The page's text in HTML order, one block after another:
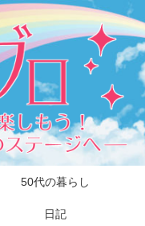
50代の暮らし
日記